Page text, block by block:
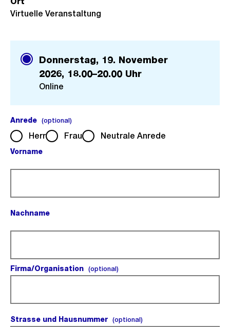
Virtuelle Veranstaltung
Donnerstag, 19. November
2026, 18.00–20.00 Uhr
Online
Anrede (optional)(optional).
Herr Frau Neutrale Anrede
Vorname
Nachname
Firma/Organisation (optional)(optional).
Strasse und Hausnummer (optional)(optional).